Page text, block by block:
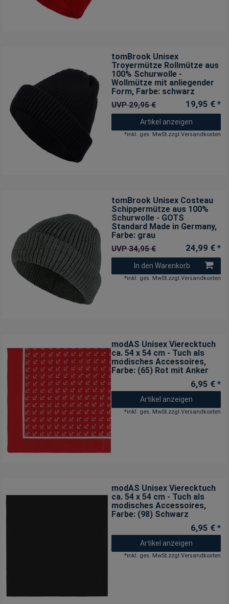
tomBrook Unisex
Troyermütze Rollmütze aus
100% Schurwolle -
Wollmütze mit anliegender
Form, Farbe: schwarz
UVP 29,95 € 19,95 € *
Artikel anzeigen
*inkl. ges. MwSt.zzgl.Versandkosten
tomBrook Unisex Costeau
Schippermütze aus 100%
Schurwolle - GOTS
Standard Made in Germany,
Farbe: grau
UVP 34,95 € 24,99 € *
In den Warenkorb
*inkl. ges. MwSt.zzgl.Versandkosten
modAS Unisex Vierecktuch
ca. 54 x 54 cm - Tuch als
modisches Accessoires,
Farbe: (65) Rot mit Anker
6,95 € *
Artikel anzeigen
*inkl. ges. MwSt.zzgl.Versandkosten
modAS Unisex Vierecktuch
ca. 54 x 54 cm - Tuch als
modisches Accessoires,
Farbe: (98) Schwarz
6,95 € *
Artikel anzeigen
*inkl. ges. MwSt.zzgl.Versandkosten